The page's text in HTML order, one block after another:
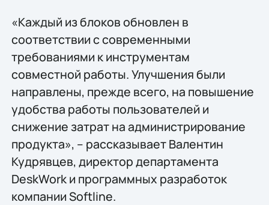
«Каждый из блоков обновлен в
соответствии с современными
требованиями к инструментам
совместной работы. Улучшения были
направлены, прежде всего, на повышение
удобства работы пользователей и
снижение затрат на администрирование
продукта», – рассказывает Валентин
Кудрявцев, директор департамента
DeskWork и программных разработок
компании Softline.